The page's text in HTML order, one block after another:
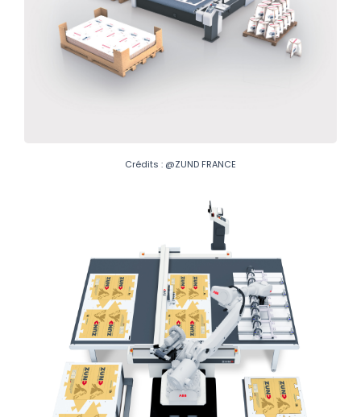
Crédits : @ZUND FRANCE